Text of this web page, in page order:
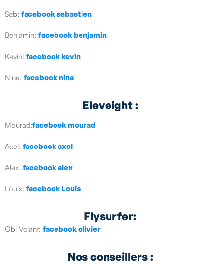
Seb: facebook sebastien
Benjamin: facebook benjamin
Kevin: facebook kevin
Nina: facebook nina
Eleveight :
Mourad:facebook mourad
Axel: facebook axel
Alex: facebook alex
Louis: facebook Louis
Flysurfer:
Obi Volant: facebook olivier
Nos conseillers :